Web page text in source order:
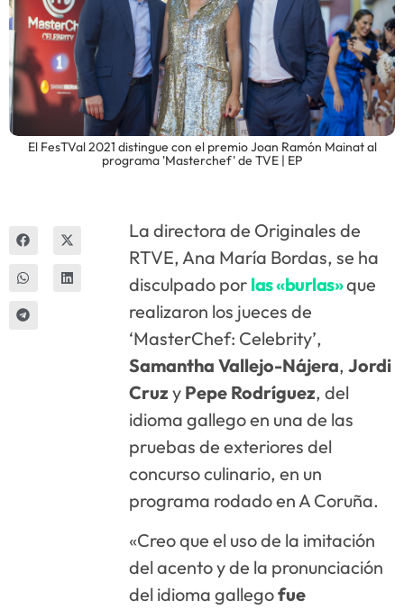
El FesTVal 2021 distingue con el premio Joan Ramón Mainat al
programa 'Masterchef' de TVE | EP
La directora de Originales de
RTVE, Ana María Bordas, se ha
disculpado por las «burlas»que
realizaron los jueces de
‘MasterChef: Celebrity’,
Samantha Vallejo-Nájera,Jordi
Cruz y Pepe Rodríguez, del
idioma gallego en una de las
pruebas de exteriores del
concurso culinario, en un
programa rodado en A Coruña.
«Creo que el uso de la imitación
del acento y de la pronunciación
del idioma gallegofue